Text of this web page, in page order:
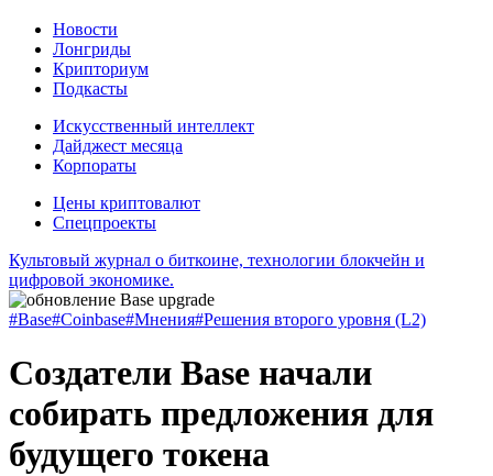
Новости
Лонгриды
Крипториум
Подкасты
Искусственный интеллект
Дайджест месяца
Корпораты
Цены криптовалют
Спецпроекты
Культовый журнал о биткоине, технологии блокчейн и
цифровой экономике.
#Base#Coinbase#Мнения#Решения второго уровня (L2)
Создатели Base начали
собирать предложения для
будущего токена